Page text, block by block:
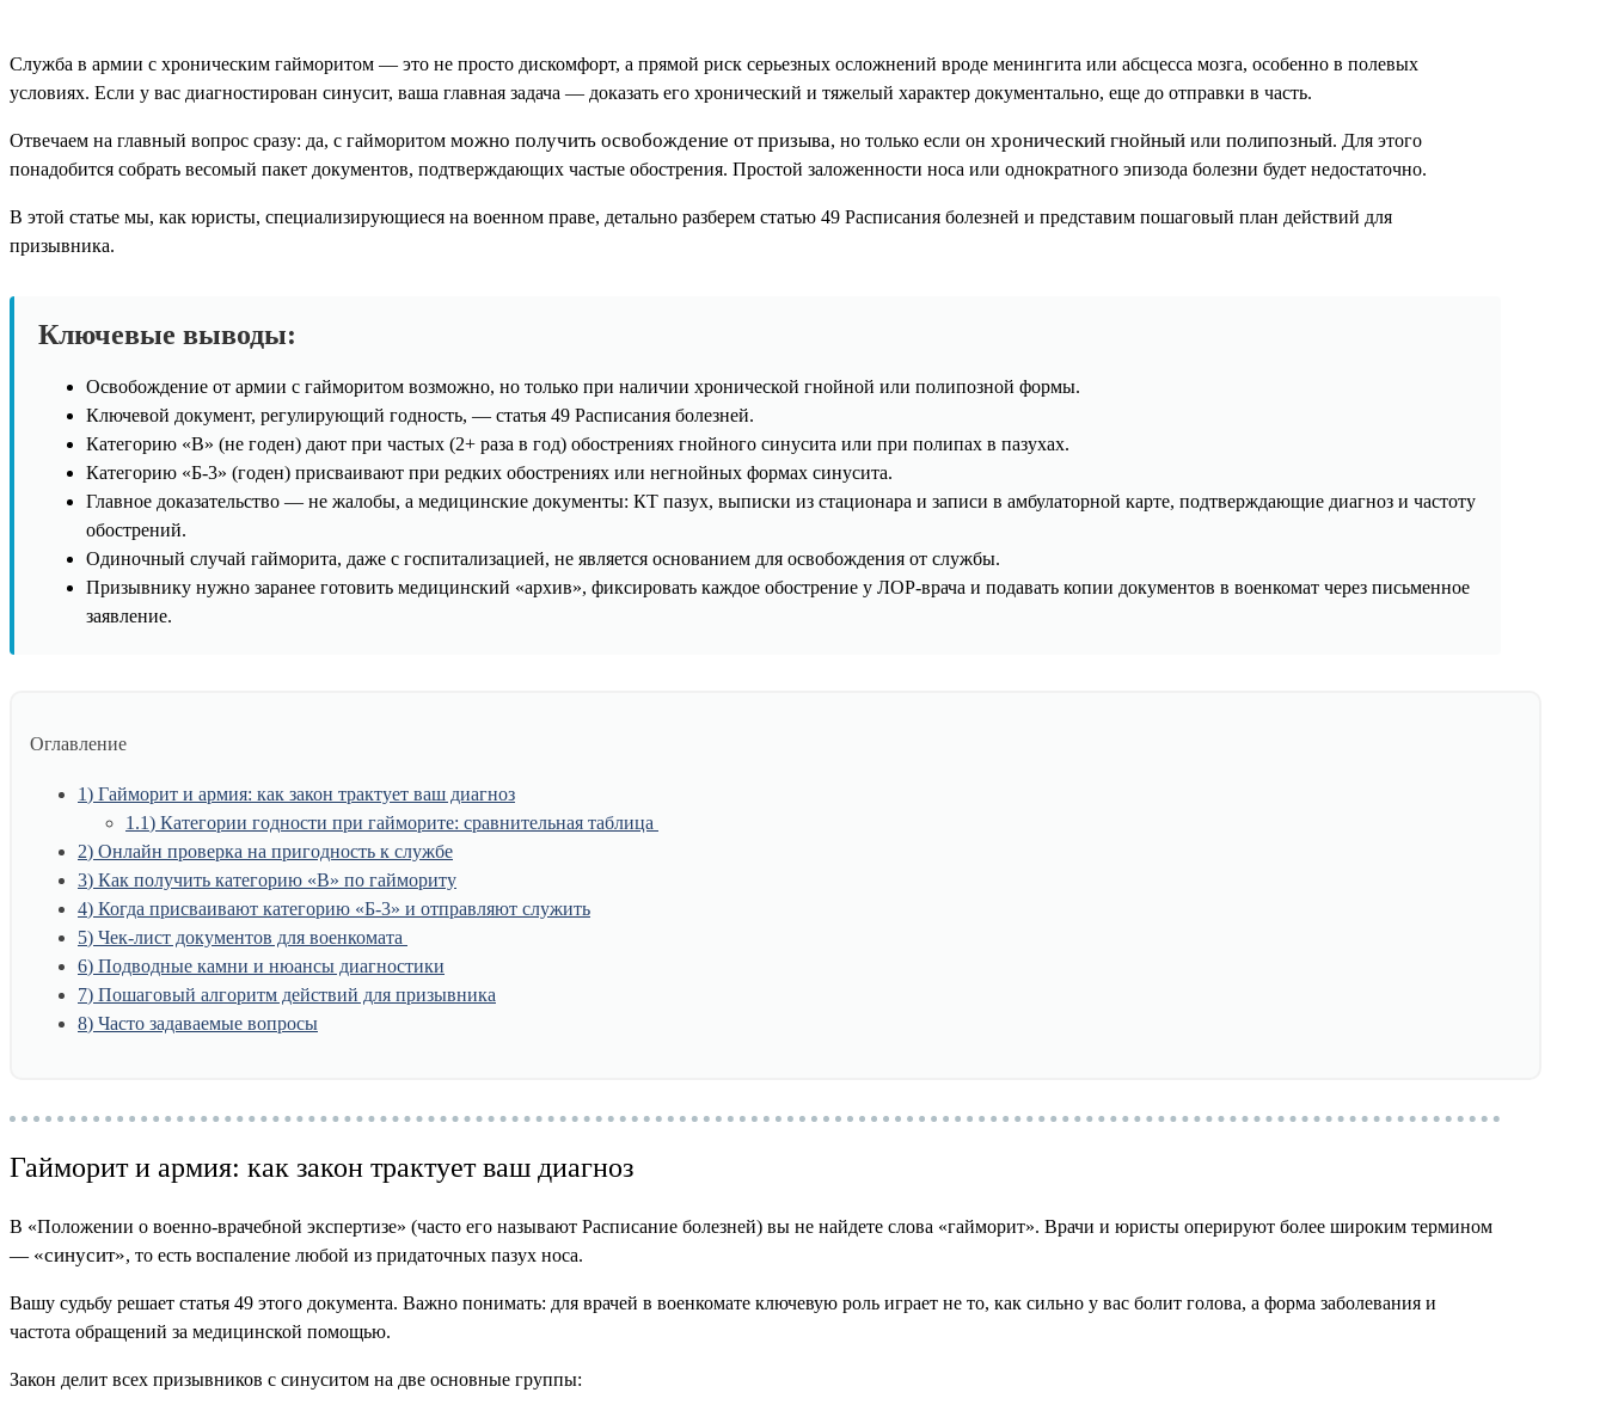
Служба в армии с хроническим гайморитом — это не просто дискомфорт, а прямой риск серьезных осложнений вроде менингита или абсцесса мозга, особенно в полевых
условиях. Если у вас диагностирован синусит, ваша главная задача — доказать его хронический и тяжелый характер документально, еще до отправки в часть.
Отвечаем на главный вопрос сразу: да, с гайморитом можно получить освобождение от призыва, но только если он хронический гнойный или полипозный. Для этого
понадобится собрать весомый пакет документов, подтверждающих частые обострения. Простой заложенности носа или однократного эпизода болезни будет недостаточно.
В этой статье мы, как юристы, специализирующиеся на военном праве, детально разберем статью 49 Расписания болезней и представим пошаговый план действий для
призывника.
Ключевые выводы:
Освобождение от армии с гайморитом возможно, но только при наличии хронической гнойной или полипозной формы.
Ключевой документ, регулирующий годность, — статья 49 Расписания болезней.
Категорию «В» (не годен) дают при частых (2+ раза в год) обострениях гнойного синусита или при полипах в пазухах.
Категорию «Б-3» (годен) присваивают при редких обострениях или негнойных формах синусита.
Главное доказательство — не жалобы, а медицинские документы: КТ пазух, выписки из стационара и записи в амбулаторной карте, подтверждающие диагноз и частоту
обострений.
Одиночный случай гайморита, даже с госпитализацией, не является основанием для освобождения от службы.
Призывнику нужно заранее готовить медицинский «архив», фиксировать каждое обострение у ЛОР-врача и подавать копии документов в военкомат через письменное
заявление.
Оглавление
1 Гайморит и армия: как закон трактует ваш диагноз
1.1 Категории годности при гайморите: сравнительная таблица
2 Онлайн проверка на пригодность к службе
3 Как получить категорию «В» по гаймориту
4 Когда присваивают категорию «Б-3» и отправляют служить
5 Чек-лист документов для военкомата
6 Подводные камни и нюансы диагностики
7 Пошаговый алгоритм действий для призывника
8 Часто задаваемые вопросы
Гайморит и армия: как закон трактует ваш диагноз
В «Положении о военно-врачебной экспертизе» (часто его называют Расписание болезней) вы не найдете слова «гайморит». Врачи и юристы оперируют более широким термином
— «синусит», то есть воспаление любой из придаточных пазух носа.
Вашу судьбу решает статья 49 этого документа. Важно понимать: для врачей в военкомате ключевую роль играет не то, как сильно у вас болит голова, а форма заболевания и
частота обращений за медицинской помощью.
Закон делит всех призывников с синуситом на две основные группы: